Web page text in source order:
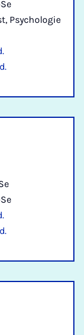
Psychologie